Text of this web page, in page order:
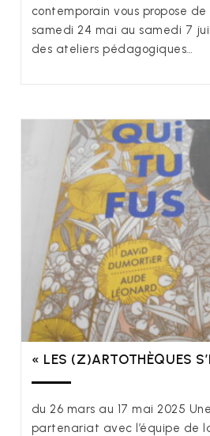
contemporain vous propose
samedi 24 mai au samedi 7
des ateliers pédagogiques…
« LES (Z)ARTOTHÈQUES
du 26 mars au 17 mai 2025
partenariat avec l’équipe de